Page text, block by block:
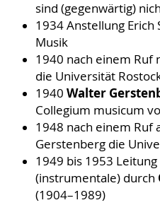
sind (gegenwärtig)
1934 Anstellung Erich
Musik
1940 nach einem Ruf
die Universität
1940 Walter
Collegium musicum
1948 nach einem Ruf
Gerstenberg die
1949 bis 1953
(instrumentale) durch
(1904–1989)